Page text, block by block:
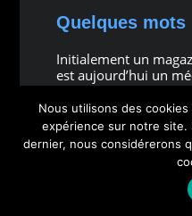
Quelques mots
Initialement un
est aujourd’hui un
divers sujets allant de
Composé d’une
nous nous efforçons
des articles de
Nous utilisons des
expérience sur notre site.
dernier, nous considérerons